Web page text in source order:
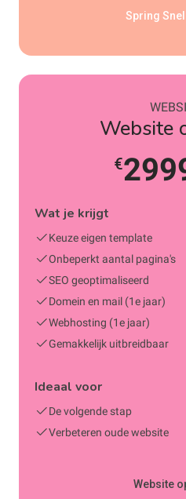
Spring
Website
€
Wat je krijgt
Keuze eigen template
Onbeperkt aantal pagina's
SEO geoptimaliseerd
Domein en mail (1e jaar)
Webhosting (1e jaar)
Gemakkelijk uitbreidbaar
Ideaal voor
De volgende stap
Verbeteren oude website
Website